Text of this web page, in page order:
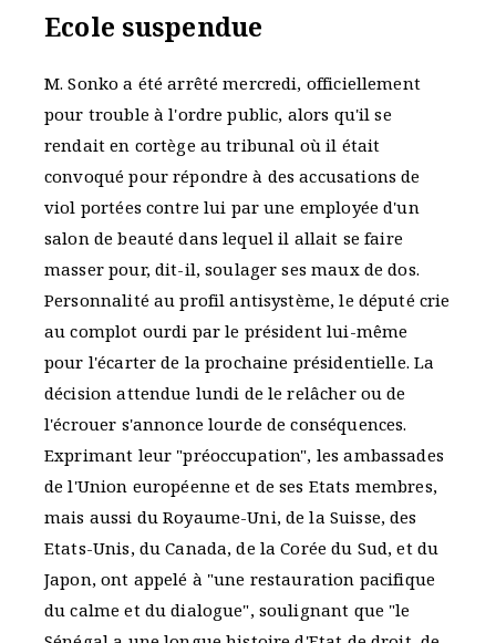
Ecole suspendue
M. Sonko a été arrêté mercredi, officiellement
pour trouble à l'ordre public, alors qu'il se
rendait en cortège au tribunal où il était
convoqué pour répondre à des accusations de
viol portées contre lui par une employée d'un
salon de beauté dans lequel il allait se faire
masser pour, dit-il, soulager ses maux de dos.
Personnalité au profil antisystème, le député crie
au complot ourdi par le président lui-même
pour l'écarter de la prochaine présidentielle. La
décision attendue lundi de le relâcher ou de
l'écrouer s'annonce lourde de conséquences.
Exprimant leur "préoccupation", les ambassades
de l'Union européenne et de ses Etats membres,
mais aussi du Royaume-Uni, de la Suisse, des
Etats-Unis, du Canada, de la Corée du Sud, et du
Japon, ont appelé à "une restauration pacifique
du calme et du dialogue", soulignant que "le